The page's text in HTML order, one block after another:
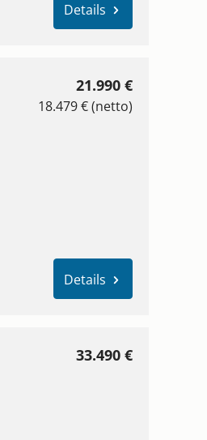
Details
21.990 €
18.479 € (netto)
Details
33.490 €